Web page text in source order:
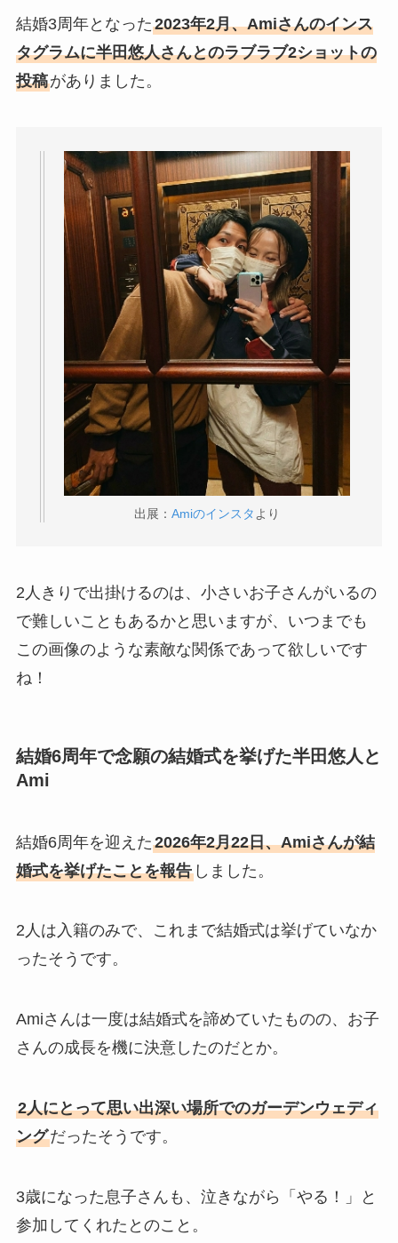
結婚3周年となった2023年2月、Amiさんのインス
タグラムに半田悠人さんとのラブラブ2ショットの
投稿がありました。
出展： Amiのインスタより
2人きりで出掛けるのは、小さいお子さんがいるの
で難しいこともあるかと思いますが、いつまでも
この画像のような素敵な関係であって欲しいです
ね！
結婚6周年で念願の結婚式を挙げた半田悠人と
Ami
結婚6周年を迎えた2026年2月22日、Amiさんが結
婚式を挙げたことを報告しました。
2人は入籍のみで、これまで結婚式は挙げていなか
ったそうです。
Amiさんは一度は結婚式を諦めていたものの、お子
さんの成長を機に決意したのだとか。
2人にとって思い出深い場所でのガーデンウェディ
ングだったそうです。
3歳になった息子さんも、泣きながら「やる！」と
参加してくれたとのこと。